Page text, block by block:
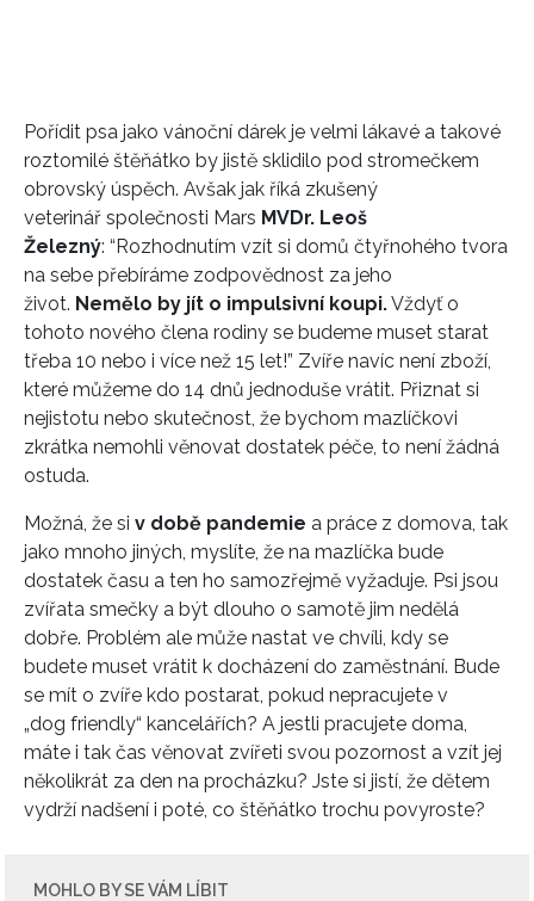
Pořídit psa jako vánoční dárek je velmi lákavé a takové
roztomilé štěňátko by jistě sklidilo pod stromečkem
obrovský úspěch. Avšak jak říká zkušený
veterinář společnosti Mars MVDr. Leoš
Železný: “Rozhodnutím vzít si domů čtyřnohého tvora
na sebe přebíráme zodpovědnost za jeho
život. Nemělo by jít o impulsivní koupi.Vždyť o
tohoto nového člena rodiny se budeme muset starat
třeba 10 nebo i více než 15 let!” Zvíře navíc není zboží,
které můžeme do 14 dnů jednoduše vrátit. Přiznat si
nejistotu nebo skutečnost, že bychom mazlíčkovi
zkrátka nemohli věnovat dostatek péče, to není žádná
ostuda.
Možná, že si v době pandemie a práce z domova, tak
jako mnoho jiných, myslíte, že na mazlíčka bude
dostatek času a ten ho samozřejmě vyžaduje. Psi jsou
zvířata smečky a být dlouho o samotě jim nedělá
dobře. Problém ale může nastat ve chvíli, kdy se
budete muset vrátit k docházení do zaměstnání. Bude
se mít o zvíře kdo postarat, pokud nepracujete v
„dog friendly“ kancelářích? A jestli pracujete doma,
máte i tak čas věnovat zvířeti svou pozornost a vzít jej
několikrát za den na procházku? Jste si jistí, že dětem
vydrží nadšení i poté, co štěňátko trochu povyroste?
MOHLO BY SE VÁM LÍBIT